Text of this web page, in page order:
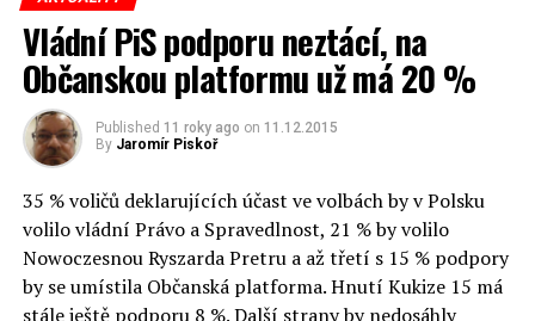
Vládní PiS podporu neztácí, na
Občanskou platformu už má 20 %
Published 11 roky ago on 11.12.2015
By Jaromír Piskoř
35 % voličů deklarujících účast ve volbách by v Polsku
volilo vládní Právo a Spravedlnost, 21 % by volilo
Nowoczesnou Ryszarda Pretru a až třetí s 15 % podpory
by se umístila Občanská platforma. Hnutí Kukize 15 má
stále ještě podporu 8 %. Další strany by nedosáhly